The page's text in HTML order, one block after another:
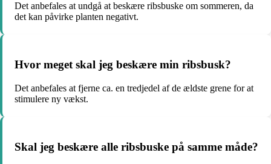
Det anbefales at undgå at beskære ribsbuske om sommeren, da
det kan påvirke planten negativt.
Hvor meget skal jeg beskære min ribsbusk?
Det anbefales at fjerne ca. en tredjedel af de ældste grene for at
stimulere ny vækst.
Skal jeg beskære alle ribsbuske på samme måde?